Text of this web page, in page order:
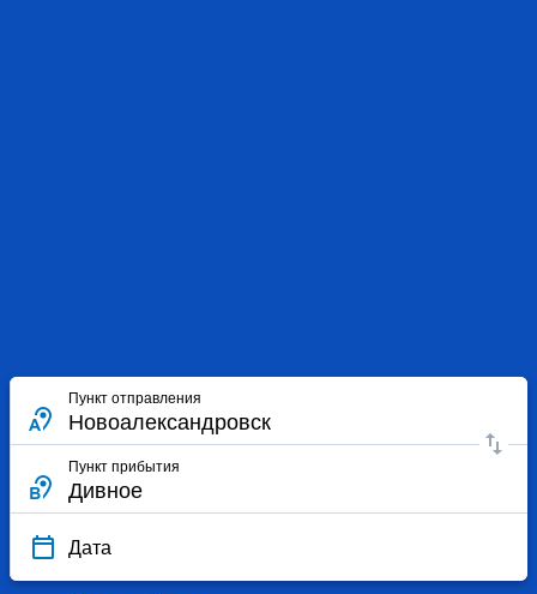
Пункт отправления
Пункт прибытия
Дата